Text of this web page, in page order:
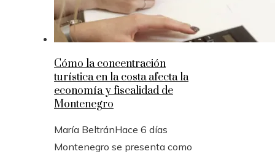
Cómo la concentración
turística en la costa afecta la
economía y fiscalidad de
Montenegro
María BeltránHace 6 días
Montenegro se presenta como